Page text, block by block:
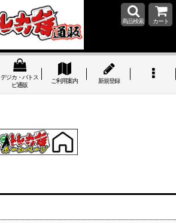
商品検索 カート
デジカ・バトス
ピ通販
ご利用案内 新規登録